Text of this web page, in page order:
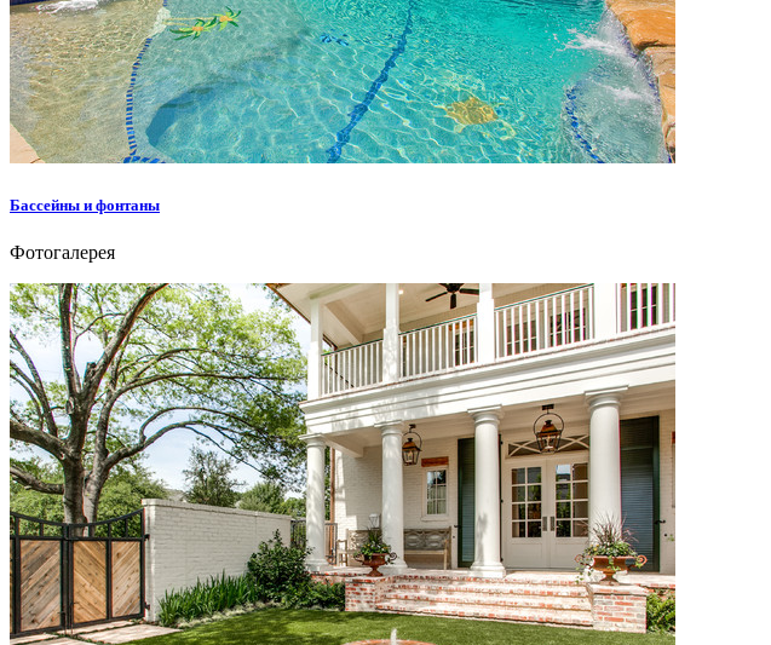
Бассейны и фонтаны
Фотогалерея